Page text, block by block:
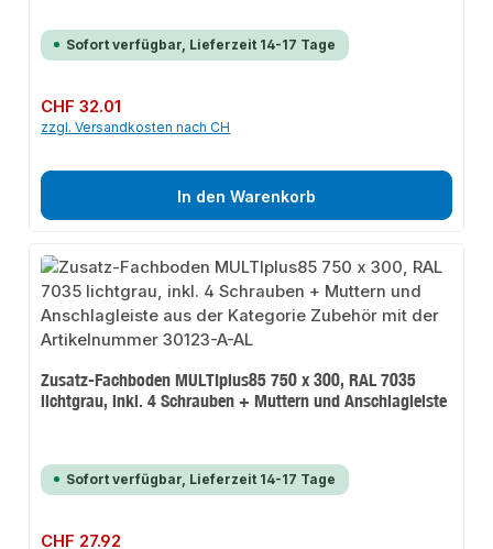
Sofort verfügbar, Lieferzeit 14-17 Tage
Regulärer Preis:
CHF 32.01
zzgl. Versandkosten nach CH
In den Warenkorb
Zusatz-Fachboden MULTIplus85 750 x 300, RAL 7035
lichtgrau, inkl. 4 Schrauben + Muttern und Anschlagleiste
Sofort verfügbar, Lieferzeit 14-17 Tage
Regulärer Preis:
CHF 27.92